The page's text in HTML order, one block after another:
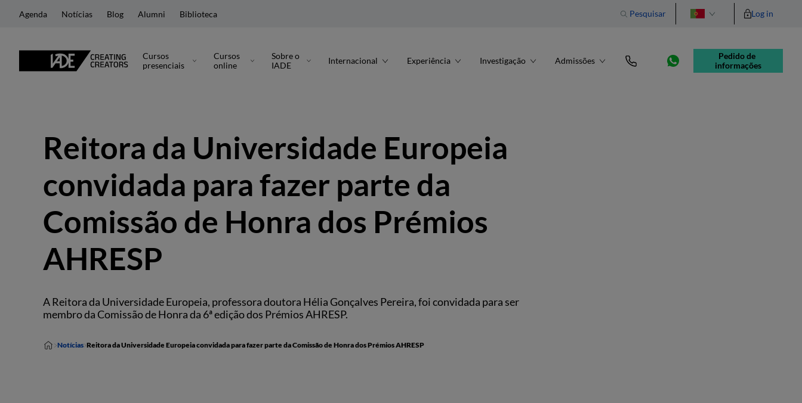
Agenda Notícias Blog Alumni Biblioteca
Pesquisar
English
Log in
Cursos
presenciais
Cursos
online
Sobre o
IADE
Internacional Experiência Investigação Admissões
Pedido de
informações
Reitora da Universidade Europeia
convidada para fazer parte da
Comissão de Honra dos Prémios
AHRESP
A Reitora da Universidade Europeia, professora doutora Hélia Gonçalves Pereira, foi convidada para ser
membro da Comissão de Honra da 6ª edição dos Prémios AHRESP.
Notícias Reitora da Universidade Europeia convidada para fazer parte da Comissão de Honra dos Prémios AHRESP